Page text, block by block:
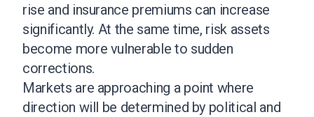
rise and insurance premiums can increase
significantly. At the same time, risk assets
become more vulnerable to sudden
corrections.
Markets are approaching a point where
direction will be determined by political and